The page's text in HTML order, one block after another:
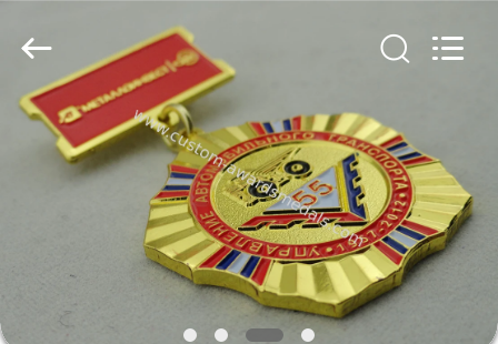
HAUS
PRODUKTE
Reserved.
Developed